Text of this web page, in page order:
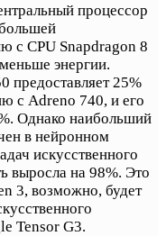
процессор
с CPU Snapdragon 8
энергии.
предоставляет 25%
с Adreno 740, и его
Однако наибольший
в нейронном
искусственного
выросла на 98%. Это
3, возможно, будет
Tensor G3.